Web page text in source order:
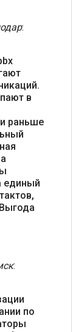
:
в
раньше
единый
:
по